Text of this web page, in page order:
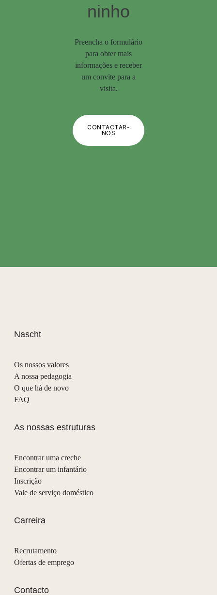
ninho
Preencha o formulário
para obter mais
informações e receber
um convite para a
visita.
CONTACTAR-
NOS
Nascht
Os nossos valores
A nossa pedagogia
O que há de novo
FAQ
As nossas estruturas
Encontrar uma creche
Encontrar um infantário
Inscrição
Vale de serviço doméstico
Carreira
Recrutamento
Ofertas de emprego
Contacto